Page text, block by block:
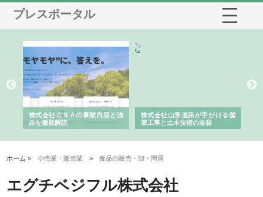
プレスポータル
株式会社ＣＳＡの事業内容と強
みを徹底解説
株式会社山形道路が手がける舗
装工事と土木技術の全容
ホーム >小売業・販売業 >食品の販売・卸・問屋
エグチベジフル株式会社